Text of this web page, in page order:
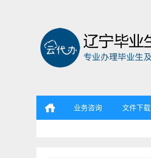
业务咨询 文件下载